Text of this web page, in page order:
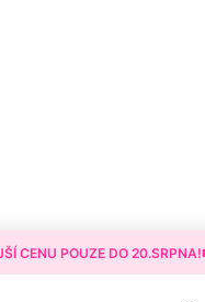
CENU POUZE DO